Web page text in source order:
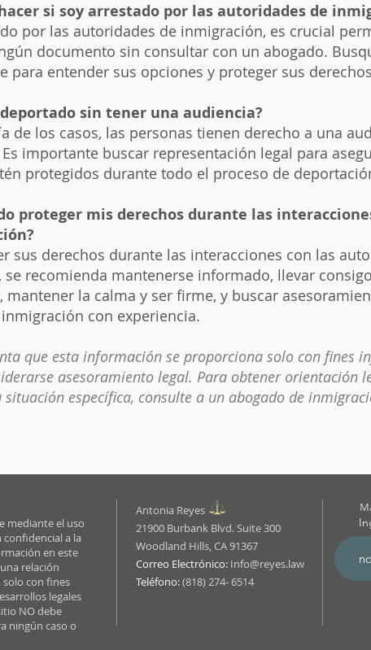
si soy arrestado por las autoridades de
por las autoridades de inmigración, es crucial
documento sin consultar con un abogado.
para entender sus opciones y proteger sus
sin tener una audiencia?
de los casos, las personas tienen derecho a una
importante buscar representación legal para
protegidos durante todo el proceso de
proteger mis derechos durante las
sus derechos durante las interacciones con las
se recomienda mantenerse informado, llevar
mantener la calma y ser firme, y buscar
con experiencia.
que esta información se proporciona solo con fines
asesoramiento legal. Para obtener orientación
situación específica, consulte a un abogado de
mediante el uso
a la
en este
relación
solo con fines
legales
NO debe
ningún caso o
Antonia Reyes
21900 Burbank Blvd. Suite 300
Woodland Hills, CA 91367
Correo Electrónico: Info@reyes.law
Teléfono:(818) 274- 6514